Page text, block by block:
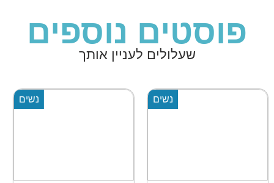
פוסטים נוספים
שעלולים לעניין אותך
נשים נשים